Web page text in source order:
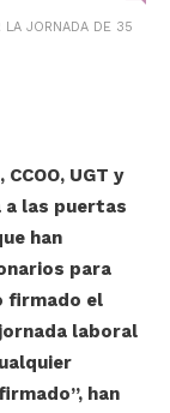
LA JORNADA DE 35
UGT y
a las puertas
han
para
firmado el
laboral
han